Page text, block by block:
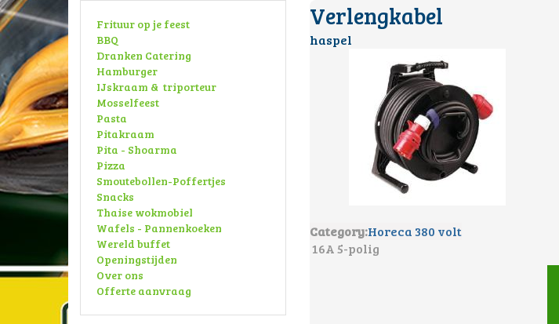
Frituur op je feest
BBQ
Dranken Catering
Hamburger
IJskraam & triporteur
Mosselfeest
Pasta
Pitakraam
Pita - Shoarma
Pizza
Smoutebollen-Poffertjes
Snacks
Thaise wokmobiel
Wafels - Pannenkoeken
Wereld buffet
Openingstijden
Over ons
Offerte aanvraag
Verlengkabel
haspel
Category:Horeca 380 volt
16A 5-polig